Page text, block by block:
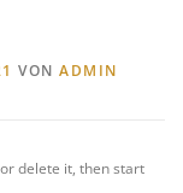
VON ADMIN
delete it, then start